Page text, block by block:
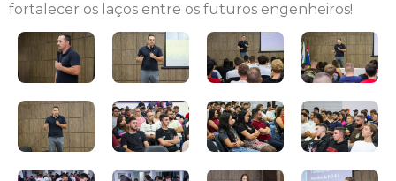
fortalecer os laços entre os futuros engenheiros!
Medicina
Medicina Veterinária
Nutrição
Odontologia
Manual de Trabalhos Acadêmicos
Minha Biblioteca
Núcleo de Apoio Psicopedagógico
Ouvidoria
NAPP e NAPC
Portal do Egresso
Portal do RH
Programa de Monitoria